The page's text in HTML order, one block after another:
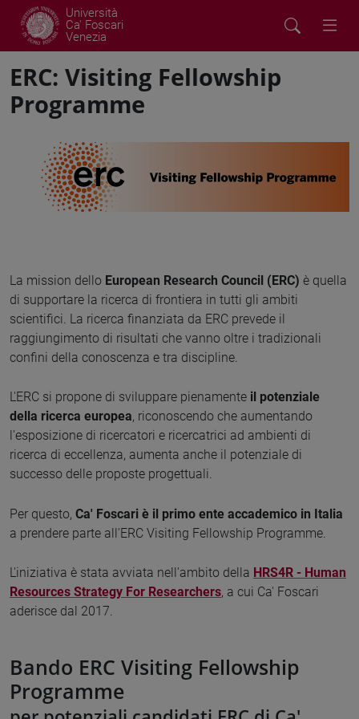
Università
Ca' Foscari
Venezia
ERC: Visiting Fellowship
Programme
La mission dello European Research Council (ERC) è quella
di supportare la ricerca di frontiera in tutti gli ambiti
scientifici. La ricerca finanziata da ERC prevede il
raggiungimento di risultati che vanno oltre i tradizionali
confini della conoscenza e tra discipline.
L'ERC si propone di sviluppare pienamente il potenziale
della ricerca europea, riconoscendo che aumentando
l'esposizione di ricercatori e ricercatrici ad ambienti di
ricerca di eccellenza, aumenta anche il potenziale di
successo delle proposte progettuali.
Per questo, Ca' Foscari è il primo ente accademico in Italia
a prendere parte all'ERC Visiting Fellowship Programme.
L'iniziativa è stata avviata nell'ambito della HRS4R - Human
Resources Strategy For Researchers, a cui Ca' Foscari
aderisce dal 2017.
Bando ERC Visiting Fellowship
Programme